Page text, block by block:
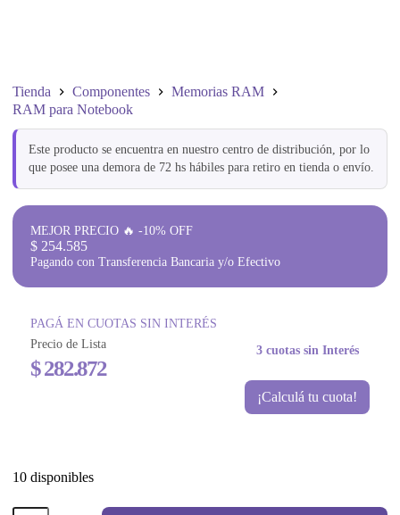
Tienda Componentes
Memorias RAM
RAM para Notebook
Este producto se encuentra en nuestro centro de distribución, por lo
que posee una demora de 72 hs hábiles para retiro en tienda o envío.
MEJOR PRECIO 🔥 -10% OFF
$ 254.585
Pagando con Transferencia Bancaria y/o Efectivo
PAGÁ EN CUOTAS SIN INTERÉS
Precio de Lista
$282.872
3 cuotas sin Interés
¡Calculá tu cuota!
10 disponibles